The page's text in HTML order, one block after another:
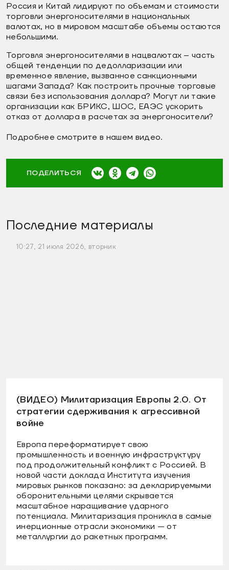
Россия и Китай лидируют по объемам и стоимости
торговли энергоносителями в национальных
валютах, но в мировом масштабе объемы остаются
небольшими.
Торговля энергоносителями в нацвалютах – часть
общей тенденции по дедолларизации или
временное явление, вызванное санкционными
шагами Запада? Как построить прочные торговые
связи без использования доллара? Могут ли такие
организации как БРИКС, ШОС, ЕАЭС ускорить
отказ от доллара в расчетах за энергоносители?
Подробнее смотрите в нашем видео.
ПОДЕЛИТЬСЯ
Последние материалы
10:27, 21 июля 2026, вторник
(ВИДЕО) Милитаризация Европы 2.0. От
стратегии сдерживания к агрессивной
войне
Европа переформатирует свою
промышленность и военную инфраструктуру
под продолжительный конфликт с Россией. В
новой части доклада Института изучения
мировых рынков показано: за декларируемыми
оборонительными целями скрывается
масштабное наращивание ударного
потенциала. Милитаризация проникла в самые
инерционные отрасли экономики — от
металлургии до ракетных программ.